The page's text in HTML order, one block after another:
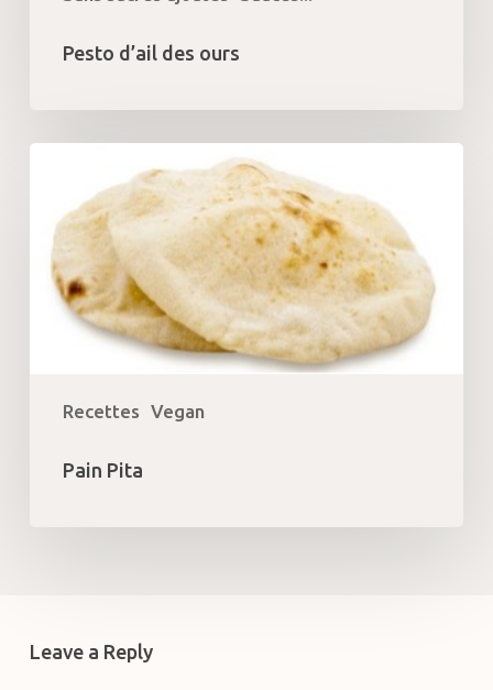
Pesto d’ail des ours
Recettes Vegan
Pain Pita
Leave a Reply